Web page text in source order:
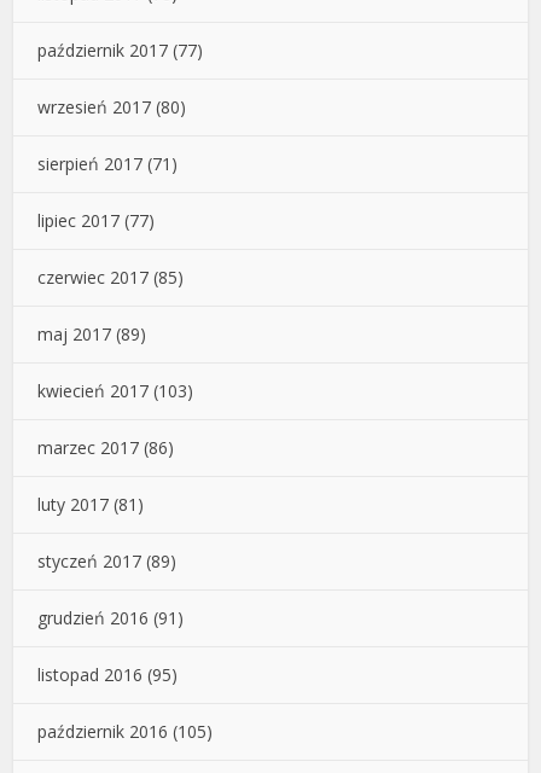
październik 2017 (77)
wrzesień 2017 (80)
sierpień 2017 (71)
lipiec 2017 (77)
czerwiec 2017 (85)
maj 2017 (89)
kwiecień 2017 (103)
marzec 2017 (86)
luty 2017 (81)
styczeń 2017 (89)
grudzień 2016 (91)
listopad 2016 (95)
październik 2016 (105)